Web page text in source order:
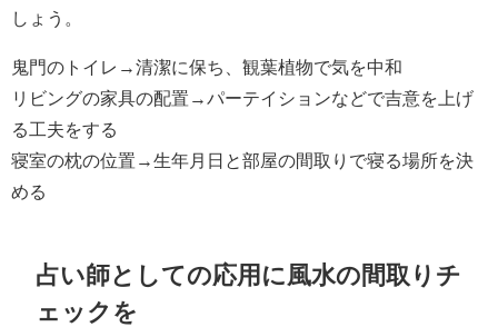
しょう。
鬼門のトイレ→清潔に保ち、観葉植物で気を中和
リビングの家具の配置→パーテイションなどで吉意を上げ
る工夫をする
寝室の枕の位置→生年月日と部屋の間取りで寝る場所を決
める
占い師としての応用に風水の間取りチ
ェックを